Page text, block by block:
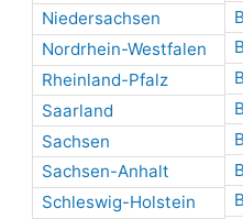
Niedersachsen
Nordrhein-Westfalen
Rheinland-Pfalz
Saarland
Sachsen
Sachsen-Anhalt
Schleswig-Holstein